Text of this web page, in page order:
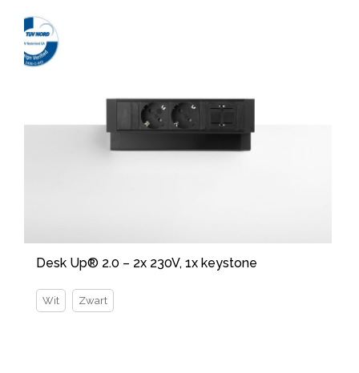
Desk Up® 2.0 – 2x 230V, 1x keystone
Wit Zwart